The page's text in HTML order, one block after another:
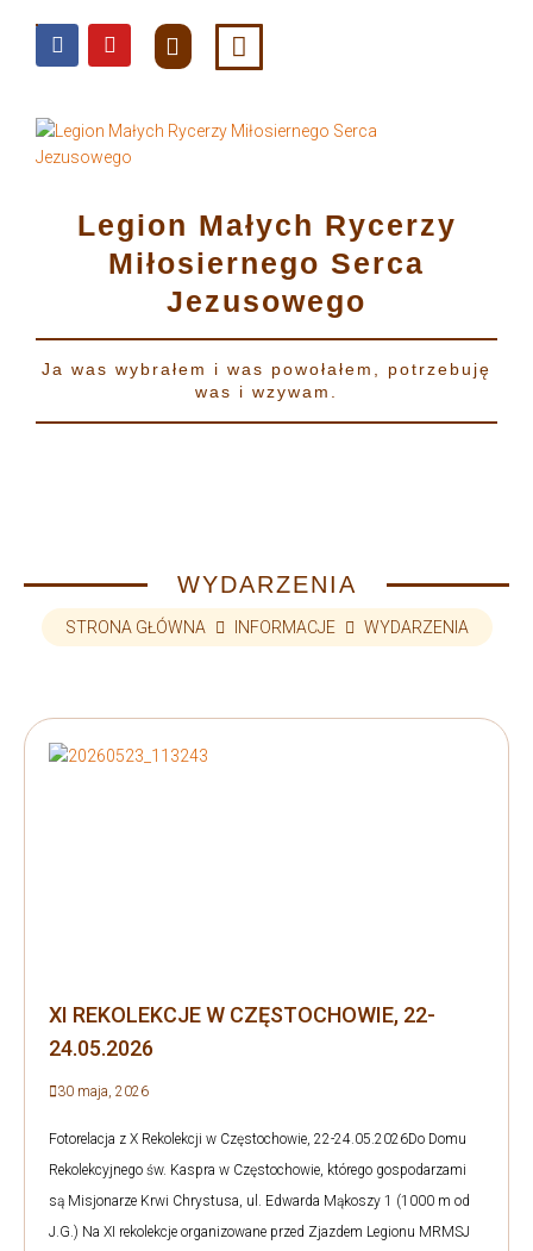
treści
Legion Małych Rycerzy
Miłosiernego Serca
Jezusowego
Ja was wybrałem i was powołałem, potrzebuję
was i wzywam.
WYDARZENIA
STRONA GŁÓWNA INFORMACJE WYDARZENIA
XI REKOLEKCJE W CZĘSTOCHOWIE, 22-
24.05.2026
30 maja, 2026
Fotorelacja z X Rekolekcji w Częstochowie, 22-24.05.2026Do Domu
Rekolekcyjnego św. Kaspra w Częstochowie, którego gospodarzami
są Misjonarze Krwi Chrystusa, ul. Edwarda Mąkoszy 1 (1000 m od
J.G.) Na XI rekolekcje organizowane przed Zjazdem Legionu MRMSJ